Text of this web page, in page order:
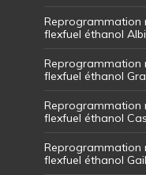
Reprogrammation
flexfuel éthanol Albi
Reprogrammation
flexfuel éthanol
Reprogrammation
flexfuel éthanol
Reprogrammation
flexfuel éthanol